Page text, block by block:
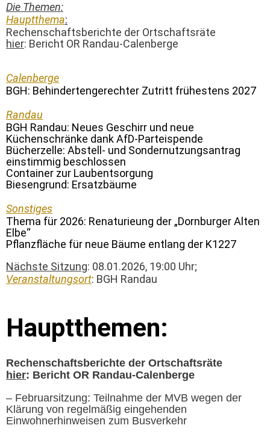
Die Themen:
Hauptthema:
Rechenschaftsberichte der Ortschaftsräte
hier: Bericht OR Randau-Calenberge
Calenberge
BGH: Behindertengerechter Zutritt frühestens 2027
Randau
BGH Randau: Neues Geschirr und neue
Küchenschränke dank AfD-Parteispende
Bücherzelle: Abstell- und Sondernutzungsantrag
einstimmig beschlossen
Container zur Laubentsorgung
Biesengrund: Ersatzbäume
Sonstiges
Thema für 2026: Renaturieung der „Dornburger Alten
Elbe“
Pflanzfläche für neue Bäume entlang der K1227
Nächste Sitzung: 08.01.2026, 19:00 Uhr;
Veranstaltungsort: BGH Randau
Hauptthemen:
Rechenschaftsberichte der Ortschaftsräte
hier: Bericht OR Randau-Calenberge
– Februarsitzung: Teilnahme der MVB wegen der
Klärung von regelmäßig eingehenden
Einwohnerhinweisen zum Busverkehr